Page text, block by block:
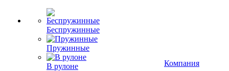
Беспружинные
Пружинные
В рулоне
Компания